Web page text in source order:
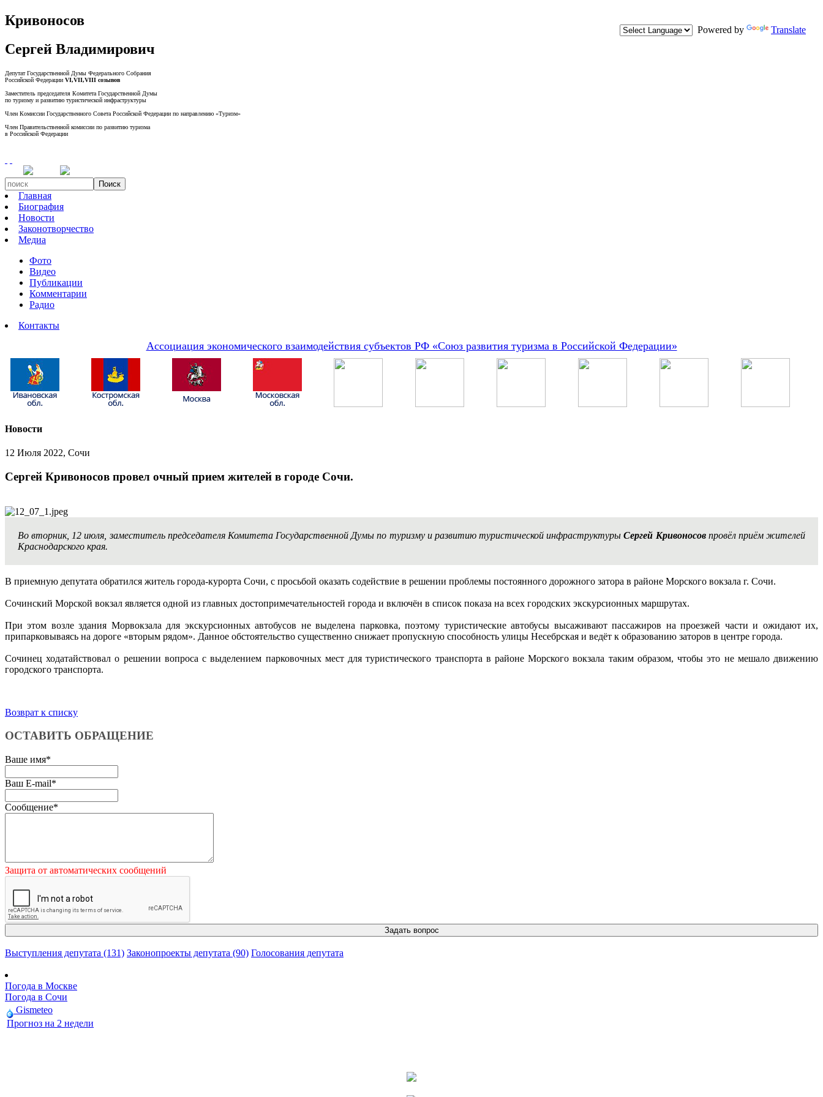
Powered by Translate
Кривоносов
Сергей Владимирович
Депутат Государственной Думы Федерального Собрания
Российской Федерации VI,VII,VIII созывов
Заместитель председателя Комитета Государственной Думы
по туризму и развитию туристической инфраструктуры
Член Комиссии Государственного Совета Российской Федерации по направлению «Туризм»
Член Правительственной комиссии по развитию туризма
в Российской Федерации
Поиск
Главная
Биография
Новости
Законотворчество
Медиа
Фото
Видео
Публикации
Комментарии
Радио
Контакты
Ассоциация экономического взаимодействия субъектов РФ «Союз развития туризма в Российской Федерации»
Новости
12 Июля 2022, Сочи
Сергей Кривоносов провел очный прием жителей в городе Сочи.
Во вторник, 12 июля, заместитель председателя Комитета Государственной Думы по туризму и развитию туристической инфраструктурыСергей Кривоносовпровёл приём жителей
Краснодарского края.
В приемную депутата обратился житель города-курорта Сочи, с просьбой оказать содействие в решении проблемы постоянного дорожного затора в районе Морского вокзала г. Сочи.
Сочинский Морской вокзал является одной из главных достопримечательностей города и включён в список показа на всех городских экскурсионных маршрутах.
При этом возле здания Морвокзала для экскурсионных автобусов не выделена парковка, поэтому туристические автобусы высаживают пассажиров на проезжей части и ожидают их,
припарковываясь на дороге «вторым рядом». Данное обстоятельство существенно снижает пропускную способность улицы Несебрская и ведёт к образованию заторов в центре города.
Сочинец ходатайствовал о решении вопроса с выделением парковочных мест для туристического транспорта в районе Морского вокзала таким образом, чтобы это не мешало движению
городского транспорта.
Возврат к списку
ОСТАВИТЬ ОБРАЩЕНИЕ
Ваше имя*
Ваш E-mail*
Сообщение*
Защита от автоматических сообщений
Выступления депутата (131) Законопроекты депутата (90) Голосования депутата
Погода в Москве
Погода в Сочи
Gismeteo
Прогноз на 2 недели